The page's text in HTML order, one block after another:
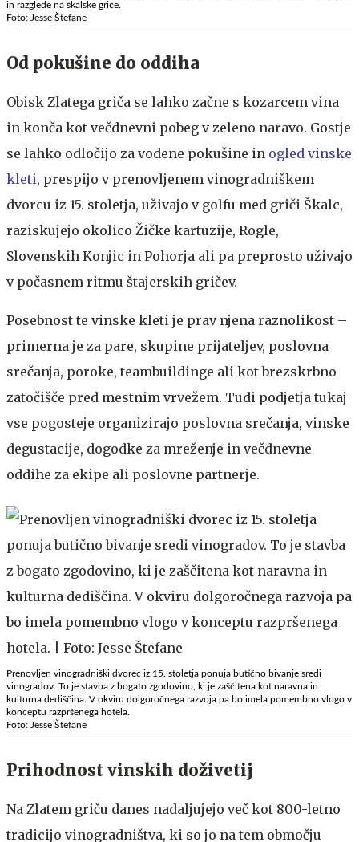
in razglede na škalske griče.
Foto: Jesse Štefane
Od pokušine do oddiha
Obisk Zlatega griča se lahko začne s kozarcem vina
in konča kot večdnevni pobeg v zeleno naravo. Gostje
se lahko odločijo za vodene pokušine in ogled vinske
kleti, prespijo v prenovljenem vinogradniškem
dvorcu iz 15. stoletja, uživajo v golfu med griči Škalc,
raziskujejo okolico Žičke kartuzije, Rogle,
Slovenskih Konjic in Pohorja ali pa preprosto uživajo
v počasnem ritmu štajerskih gričev.
Posebnost te vinske kleti je prav njena raznolikost –
primerna je za pare, skupine prijateljev, poslovna
srečanja, poroke, teambuildinge ali kot brezskrbno
zatočišče pred mestnim vrvežem. Tudi podjetja tukaj
vse pogosteje organizirajo poslovna srečanja, vinske
degustacije, dogodke za mreženje in večdnevne
oddihe za ekipe ali poslovne partnerje.
Prenovljen vinogradniški dvorec iz 15. stoletja ponuja butično bivanje sredi
vinogradov. To je stavba z bogato zgodovino, ki je zaščitena kot naravna in
kulturna dediščina. V okviru dolgoročnega razvoja pa bo imela pomembno vlogo v
konceptu razpršenega hotela.
Foto: Jesse Štefane
Prihodnost vinskih doživetij
Na Zlatem griču danes nadaljujejo več kot 800-letno
tradicijo vinogradništva, ki so jo na tem območju